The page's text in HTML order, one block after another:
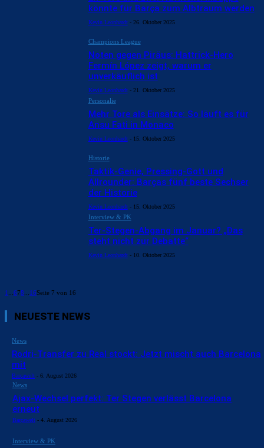
könnte für Barça zum Albtraum werden
Kevin Leonhardt - 26. Oktober 2025
Champions League
Noten gegen Piräus: Hattrick-Hero
Fermín López zeigt, warum er
unverkäuflich ist
Kevin Leonhardt - 21. Oktober 2025
Personalie
Mehr Tore als Einsätze: So läuft es für
Ansu Fati in Monaco
Kevin Leonhardt - 15. Oktober 2025
Historie
Taktik-Genie, Pressing-Gott und
Allrounder: Barças fünf beste Sechser
der Historie
Kevin Leonhardt - 15. Oktober 2025
Interview & PK
Ter-Stegen-Abgang im Januar? „Das
steht nicht zur Debatte“
Kevin Leonhardt - 10. Oktober 2025
1 678 16Seite 7 von 16
NEUESTE NEWS
News
Rodri-Transfer zu Real stockt: Jetzt mischt auch Barcelona
mit
Barçawelt - 6. August 2026
News
Ajax-Wechsel perfekt: Ter Stegen verlässt Barcelona
erneut
Barçawelt - 4. August 2026
Interview & PK